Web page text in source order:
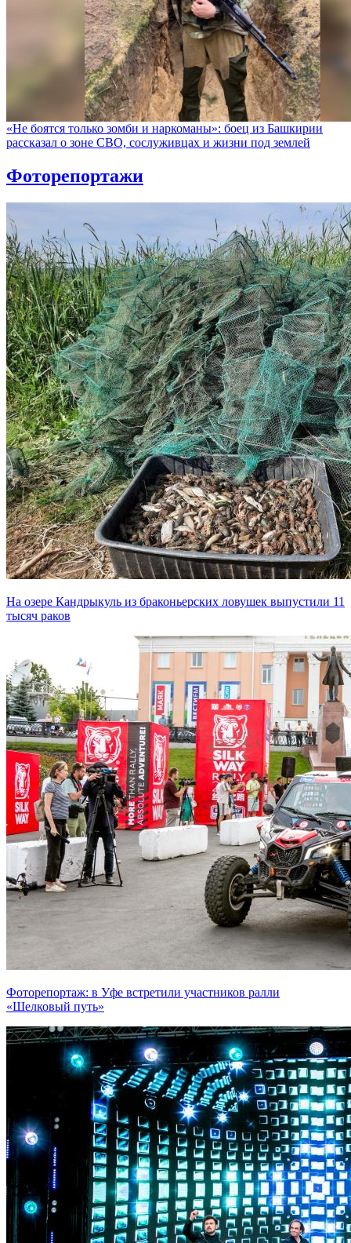
«Не боятся только зомби и наркоманы»: боец из Башкирии
рассказал о зоне СВО, сослуживцах и жизни под землей
Фоторепортажи
На озере Кандрыкуль из браконьерских ловушек выпустили 11
тысяч раков
Фоторепортаж: в Уфе встретили участников ралли
«Шелковый путь»